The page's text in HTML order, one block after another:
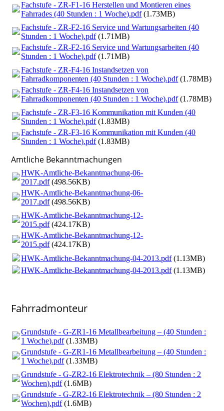
Fachstufe - ZR-F1-16 Herstellen und Montieren eines
Fahrrades (40 Stunden : 1 Woche).pdf(1.73MB)
Fachstufe - ZR-F2-16 Service und Wartungsarbeiten (40
Stunden : 1 Woche).pdf(1.71MB)
Fachstufe - ZR-F2-16 Service und Wartungsarbeiten (40
Stunden : 1 Woche).pdf(1.71MB)
Fachstufe - ZR-F4-16 Instandsetzen von
Fahrradkomponenten (40 Stunden : 1 Woche).pdf(1.78MB)
Fachstufe - ZR-F4-16 Instandsetzen von
Fahrradkomponenten (40 Stunden : 1 Woche).pdf(1.78MB)
Fachstufe - ZR-F3-16 Kommunikation mit Kunden (40
Stunden : 1 Woche).pdf(1.83MB)
Fachstufe - ZR-F3-16 Kommunikation mit Kunden (40
Stunden : 1 Woche).pdf(1.83MB)
Amtliche Bekanntmachungen
HWK-Amtliche-Bekanntmachung-06-
2017.pdf(498.56KB)
HWK-Amtliche-Bekanntmachung-06-
2017.pdf(498.56KB)
HWK-Amtliche-Bekanntmachung-12-
2015.pdf(424.17KB)
HWK-Amtliche-Bekanntmachung-12-
2015.pdf(424.17KB)
HWK-Amtliche-Bekanntmachung-04-2013.pdf(1.13MB)
HWK-Amtliche-Bekanntmachung-04-2013.pdf(1.13MB)
Fahrradmonteur
Grundstufe - G-ZR1-16 Metallbearbeitung – (40 Stunden :
1 Woche).pdf(1.33MB)
Grundstufe - G-ZR1-16 Metallbearbeitung – (40 Stunden :
1 Woche).pdf(1.33MB)
Grundstufe - G-ZR2-16 Elektrotechnik – (80 Stunden : 2
Wochen).pdf(1.6MB)
Grundstufe - G-ZR2-16 Elektrotechnik – (80 Stunden : 2
Wochen).pdf(1.6MB)